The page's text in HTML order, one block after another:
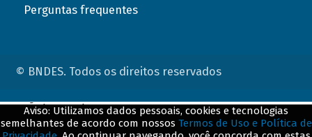
Perguntas frequentes
© BNDES. Todos os direitos reservados
Aviso: Utilizamos dados pessoais, cookies e tecnologias
semelhantes de acordo com nossos Termos de Uso e Política de
ConteÃºdo complementar
${title}${badge}